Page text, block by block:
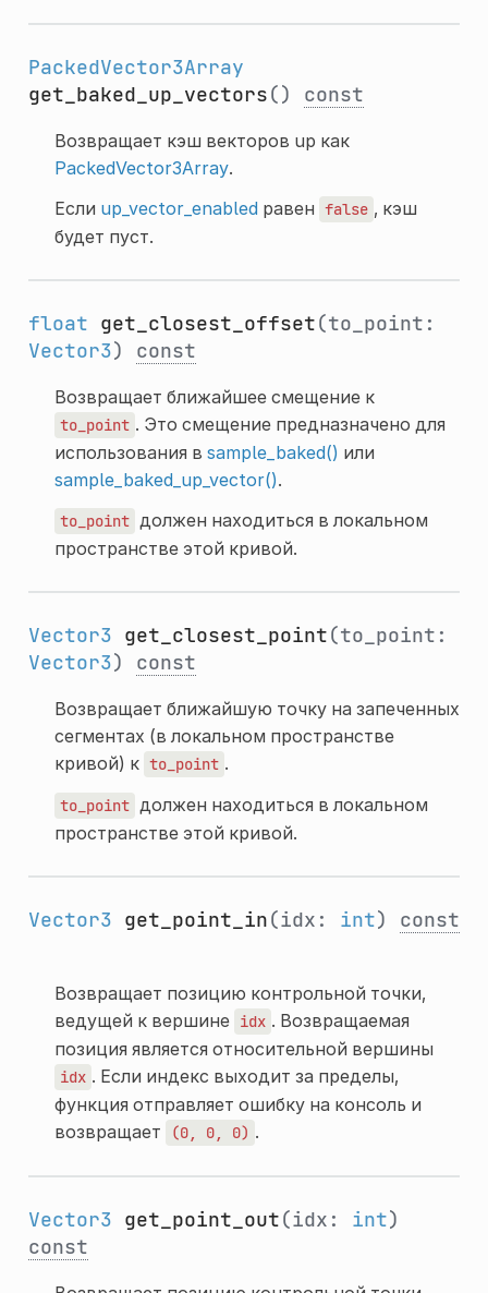
PackedVector3Array
get_baked_up_vectors() const
Возвращает кэш векторов up как
PackedVector3Array.
Если up_vector_enabledравен false , кэш
будет пуст.
float get_closest_offset(to_point:
Vector3) const
Возвращает ближайшее смещение к
to_point . Это смещение предназначено для
использования в sample_baked() или
sample_baked_up_vector().
to_point должен находиться в локальном
пространстве этой кривой.
Vector3 get_closest_point(to_point:
Vector3) const
Возвращает ближайшую точку на запеченных
сегментах (в локальном пространстве
кривой) к to_point .
to_point должен находиться в локальном
пространстве этой кривой.
Vector3 get_point_in(idx: int) const
Возвращает позицию контрольной точки,
ведущей к вершине idx . Возвращаемая
позиция является относительной вершины
idx . Если индекс выходит за пределы,
функция отправляет ошибку на консоль и
возвращает
(0, 0, 0) .
Vector3 get_point_out(idx: int)
const